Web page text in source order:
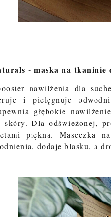
- maska na tkaninie
nawilżenia dla
i pielęgnuje
głębokie
skóry. Dla odświeżonej,
piękna. Maseczka
dodaje blasku, a